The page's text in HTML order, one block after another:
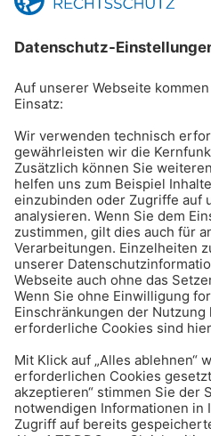
Erfolg – dieses
Ansprache von
auf dem österreichischen
Rechtsschutz-Markt
Niederlassungen, weitere
Einstieg ins
Mit innovativen Produkten
maßgeschneiderten
Zielgruppen, die andere
Ländern nicht anbieten,
seine Stellung auf den
kontinuierlich aus. In den
Ländern erfolgt der
Produkten in Kooperation
Group (LIG) – einer
vermarktet und verkauft
für Privatpersonen und
gesamten nordischen
Zur Webseite der